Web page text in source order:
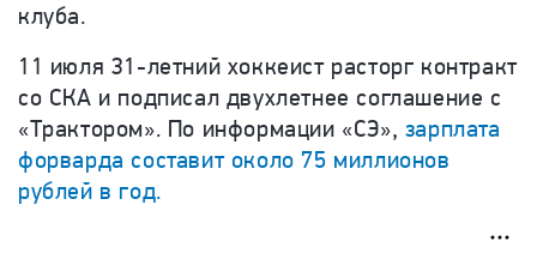
клуба.
11 июля 31-летний хоккеист расторг контракт
со СКА и подписал двухлетнее соглашение с
«Трактором». По информации «СЭ», зарплата
форварда составит около 75 миллионов
рублей в год.